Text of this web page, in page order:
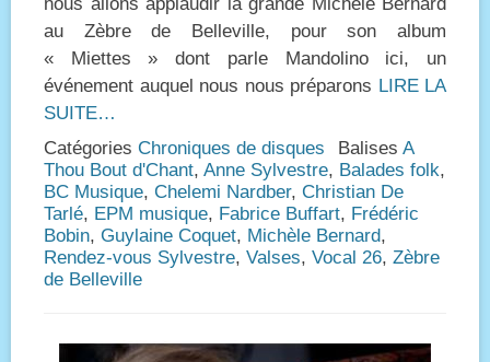
nous allons applaudir la grande Michèle Bernard
au Zèbre de Belleville, pour son album
« Miettes » dont parle Mandolino ici, un
événement auquel nous nous préparons LIRE LA
SUITE…
Catégories Chroniques de disques Balises A
Thou Bout d'Chant, Anne Sylvestre, Balades folk,
BC Musique, Chelemi Nardber, Christian De
Tarlé, EPM musique, Fabrice Buffart, Frédéric
Bobin, Guylaine Coquet, Michèle Bernard,
Rendez-vous Sylvestre, Valses, Vocal 26, Zèbre
de Belleville